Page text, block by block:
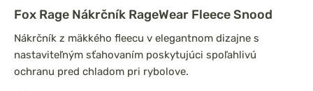
Fox Rage Nákrčník RageWear Fleece Snood
Nákrčník z mäkkého fleecu v elegantnom dizajne s
nastaviteľným sťahovaním poskytujúci spoľahlivú
ochranu pred chladom pri rybolove.